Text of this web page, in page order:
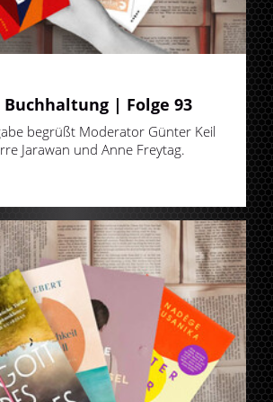
Buchhaltung | Folge 93
begrüßt Moderator Günter Keil
Jarawan und Anne Freytag.